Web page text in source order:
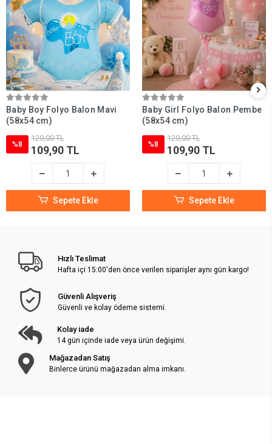
Baby Boy Folyo Balon Mavi
(58x54 cm)
%8
120,00 TL
109,90 TL
Sepete Ekle
Baby Girl Folyo Balon Pembe
(58x54 cm)
%8
120,00 TL
109,90 TL
Sepete Ekle
Hızlı Teslimat
Hafta içi 15:00'den önce verilen siparişler aynı gün kargo!
Güvenli Alışveriş
Güvenli ve kolay ödeme sistemi.
Kolay iade
14 gün içinde iade veya ürün değişimi.
Mağazadan Satış
Binlerce ürünü mağazadan alma imkanı.